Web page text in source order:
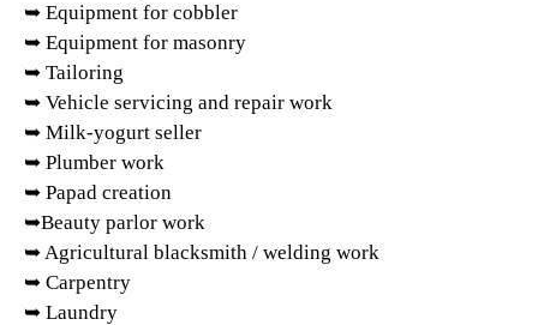
➥ Equipment for cobbler
➥ Equipment for masonry
➥ Tailoring
➥ Vehicle servicing and repair work
➥ Milk-yogurt seller
➥ Plumber work
➥ Papad creation
➥Beauty parlor work
➥ Agricultural blacksmith / welding work
➥ Carpentry
➥ Laundry